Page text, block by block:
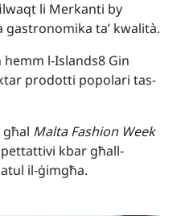
li Merkanti by
ta’ kwalità.
l-Islands8 Gin
prodotti popolari tas-
Malta Fashion Week
kbar għall-
il-ġimgħa.